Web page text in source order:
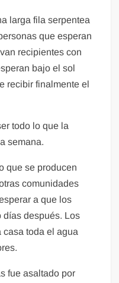
larga fila serpentea
que esperan
recipientes con
bajo el sol
recibir finalmente el
todo lo que la
semana.
que se producen
comunidades
a que los
días después. Los
casa toda el agua
fue asaltado por